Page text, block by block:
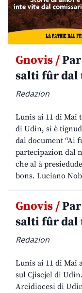
Gnovis /
salti fûr dal
Redazion
Lunis ai 11 di Mai
di Udin, si è
dal document “Ai
partecipazion dal
che al à
bons. Luciano
Gnovis /
salti fûr dal
Redazion
Lunis ai 11 di Mai
sul Cjiscjel di
Arcidiocesi di